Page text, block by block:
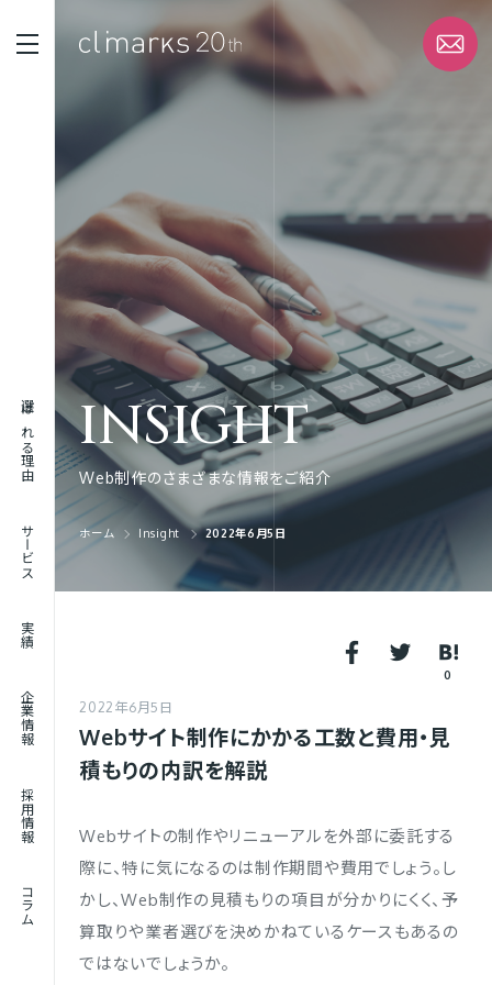
選ばれる理由
サービス
実績
企業情報
採用情報
コラム
STRENGTH
選ばれる理由
SERVICE
サービス
WORK
実績
ABOUT
企業情報
RECRUIT
採用情報
INSIGHT
Web制作のさまざまな情報をご紹介
ホーム Insight 2022年6月5日
0
2022年6月5日
Webサイト制作にかかる工数と費用・見
積もりの内訳を解説
Webサイトの制作やリニューアルを外部に委託する
際に、特に気になるのは制作期間や費用でしょう。し
かし、Web制作の見積もりの項目が分かりにくく、予
算取りや業者選びを決めかねているケースもあるの
ではないでしょうか。